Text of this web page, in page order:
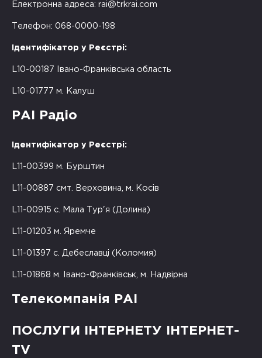
Електронна адреса: rai@trkrai.com
Телефон: 068-0000-198
Ідентифікатор у Реєстрі:
L10-00187 Івано-Франківська область
L10-01777 м. Калуш
РАІ Радіо
Ідентифікатор у Реєстрі:
L11-00399 м. Бурштин
L11-00887 смт. Верховина, м. Косів
L11-00915 с. Мала Тур'я (Долина)
L11-01203 м. Яремче
L11-01397 с. Дебеславці (Коломия)
L11-01868 м. Івано-Франківськ, м. Надвірна
Телекомпанія РАІ
ПОСЛУГИ ІНТЕРНЕТУ ІНТЕРНЕТ-
TV